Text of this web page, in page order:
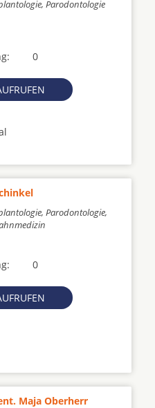
Parodontologie
0
Parodontologie,
0
Maja Oberherr